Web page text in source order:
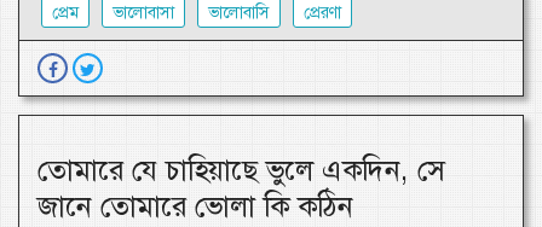
প্রেম
ভালোবাসা ভালোবাসি প্রেরণা
তোমারে যে চাহিয়াছে ভুলে একদিন, সে
জানে তোমারে ভোলা কি কঠিন